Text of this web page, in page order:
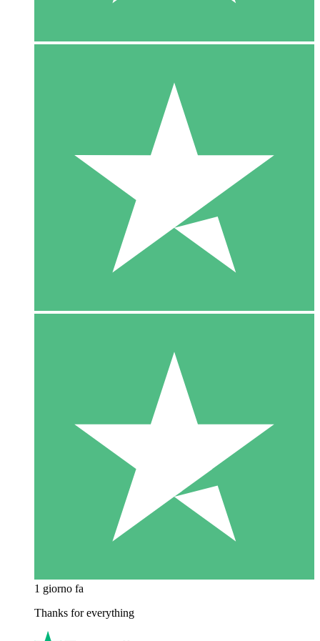
1 giorno fa
Thanks for everything